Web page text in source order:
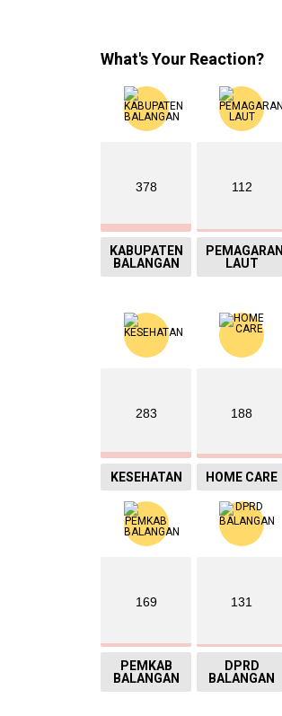
What's Your Reaction?
378
KABUPATEN
BALANGAN
112
PEMAGARAN
LAUT
283
KESEHATAN
188
HOME CARE
169
PEMKAB
BALANGAN
131
DPRD
BALANGAN